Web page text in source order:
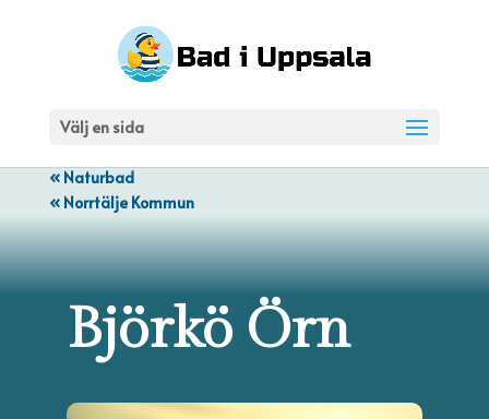
Välj en sida
« Naturbad
« Norrtälje Kommun
Björkö Örn